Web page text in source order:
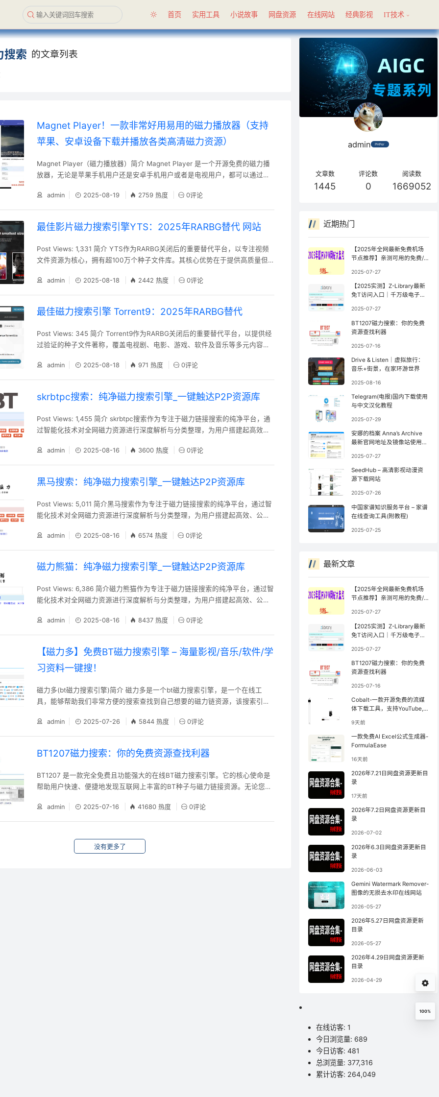
首页 实用工具 小说故事 网盘资源 在线网站 经典影视 IT技术
搜索 的文章列表
Magnet Player！一款非常好用易用的磁力播放器（支持
苹果、安卓设备下载并播放各类高清磁力资源）
Magnet Player（磁力播放器）简介 Magnet Player 是一个开源免费的磁力播
放器，无论是苹果手机用户还是安卓手机用户或者是电视用户，都可以通过该
admin
2025-08-19 2759 热度 0评论
最佳影片磁力搜索引擎YTS：2025年RARBG替代 网站
Post Views: 1,331 简介 YTS作为RARBG关闭后的重要替代平台，以专注视频
文件资源为核心，拥有超100万个种子文件库。其核心优势在于提供高质量但
户。平台界面设计简洁，内置非版权电影库与快速搜索功能，用户可轻松检索
影片或电视剧资源。每个视频标题均标注IMDb评分并附字幕链接，支持3D、H
D、4K等多种画质选择，且库
admin 2025-08-18 2442 热度 0评论
最佳磁力搜索引擎 Torrent9：2025年RARBG替代
Post Views: 345 简介 Torrent9作为RARBG关闭后的重要替代平台，以提供经
过验证的种子文件著称，覆盖电视剧、电影、游戏、软件及音乐等多元内容。
地区遭遇封锁，用户仍可通过代理工具切换IP地址实现访问。需特别注意的
是，下载未经授权的内容可能涉及法律风险，建议优先选择合法资源。 平台定
位：RARBG替代网站，专注
admin 2025-08-18 971 热度 0评论
skrbtpc搜索：纯净磁力搜索引擎_一键触达P2P资源库
Post Views: 1,455 简介 skrbtpc搜索作为专注于磁力链接搜索的纯净平台，通
过智能化技术对全网磁力资源进行深度解析与分类整理，为用户搭建起高效、
位所需内容，实现无门槛的资源共享体验。 使用教程 bt1207_bt磁力搜索器(含
教程) 官网地址：https://skrbtpc.top/ 磁力熊猫：纯净磁力搜索引
admin 2025-08-16 3600 热度 0评论
黑马搜索：纯净磁力搜索引擎_一键触达P2P资源库
Post Views: 5,011 简介黑马搜索作为专注于磁力链接搜索的纯净平台，通过智
能化技术对全网磁力资源进行深度解析与分类整理，为用户搭建起高效、公平
需内容，实现无门槛的资源共享体验。 使用教程 BT1207磁力搜索：你的免费
资源发现利器 官网地址：https://heimaso.com/ 磁力熊猫：纯净磁力搜索引擎
_一键
admin 2025-08-16 6574 热度 0评论
磁力熊猫：纯净磁力搜索引擎_一键触达P2P资源库
Post Views: 6,386 简介磁力熊猫作为专注于磁力链接搜索的纯净平台，通过智
能化技术对全网磁力资源进行深度解析与分类整理，为用户搭建起高效、公平
需内容，实现无门槛的资源共享体验。 使用教程 bt1207_bt磁力搜索器(含教
程) 官网地址：https://xiongmaosc.top/ 磁力多：bt磁力搜索引擎(含教
admin 2025-08-16 8437 热度 0评论
【磁力多】免费BT磁力搜索引擎 – 海量影视/音乐/软件/学
习资料一键搜！
磁力多(bt磁力搜索引擎)简介 磁力多是一个bt磁力搜索引擎，是一个在线工
具，能够帮助我们非常方便的搜索查找到自己想要的磁力链资源，该搜索引擎
admin
2025-07-26 5844 热度 0评论
BT1207磁力搜索：你的免费资源查找利器
BT1207 是一款完全免费且功能强大的在线BT磁力搜索引擎。它的核心使命是
帮助用户快速、便捷地发现互联网上丰富的BT种子与磁力链接资源。无论您是
能为您提供高效的搜索服务。网站持续通过先进的DHT网络技术，实时抓取并
更新全球范围内的BT种子信息，并智能生成对应的磁力链接，确保您总能获取
admin 2025-07-16 41680 热度 0评论
没有更多了
admin PHPer
文章数
1445
评论数
0
阅读数
1669052
近期热门
【2025年全网最新免费机场
节点推荐】亲测可用的免费/
2025-07-27
【2025实测】Z-Library最新
免T访问入口｜千万级电子书
更新最快】
2025-07-27
BT1207磁力搜索：你的免费
资源查找利器
2025-07-16
Drive & Listen｜虚拟旅行：
音乐+街景，在家环游世界
2025-08-16
Telegram(电报)国内下载使用
与中文汉化教程
2025-07-29
安娜的档案 Anna’s Archive
最新官网地址及镜像站使用方
2025-07-27
SeedHub – 高清影视动漫资
源下载网站
2025-07-26
中国家谱知识服务平台 – 家谱
在线查询工具(附教程)
2025-07-25
最新文章
【2025年全网最新免费机场
节点推荐】亲测可用的免费/
2025-07-27
【2025实测】Z-Library最新
免T访问入口｜千万级电子书
更新最快】
2025-07-27
BT1207磁力搜索：你的免费
资源查找利器
2025-07-16
Cobalt-一款开源免费的流媒
体下载工具，支持YouTube,
9天前
一款免费AI Excel公式生成器-
FormulaEase
16天前
2026年7.21日网盘资源更新目
录
17天前
2026年7.2日网盘资源更新目
录
2026-07-02
2026年6.3日网盘资源更新目
录
2026-06-03
Gemini Watermark Remover-
图像的无损去水印在线网站
2026-05-27
2026年5.27日网盘资源更新
目录
2026-05-27
2026年4.29日网盘资源更新
目录
2026-04-29
在线访客: 1
今日浏览量: 689
今日访客: 481
总浏览量: 377,316
累计访客: 264,049
100%